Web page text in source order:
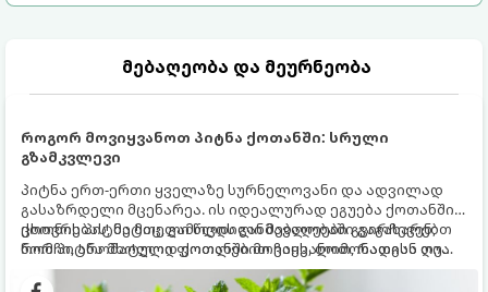
მებაღეობა და მეურნეობა
როგორ მოვიყვანოთ პიტნა ქოთანში: სრული
გზამკვლევი
პიტნა ერთ-ერთი ყველაზე სურნელოვანი და ადვილად
გასაზრდელი მცენარეა. ის იდეალურად ეგუება ქოთანში
ცხოვრებას, მეტიც, გამოცდილი მებაღეები გვირჩევენ,
რომ პიტნა მხოლოდ ქოთანში მოვიყვანოთ, რადგან ღია
გრუნტში (ბაღში) დარგვისას ის ფესვებით ძალიან
სწრაფად ვრცელდება და სხვა მცენარეებს ავიწროებს.
ქოთნის პიტნა მთელი წლის განმავლობაში გაგახარებთ
ნორჩი, არომატული ფოთლებით ჩაის, ლიმონათისა თუ
კერძებისთვის.